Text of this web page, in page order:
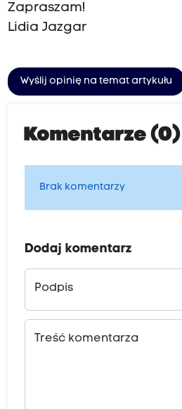
Zapraszam!
Lidia Jazgar
Wyślij opinię na temat artykułu
Komentarze (0)
Brak komentarzy
Dodaj komentarz
Podpis
Treść komentarza